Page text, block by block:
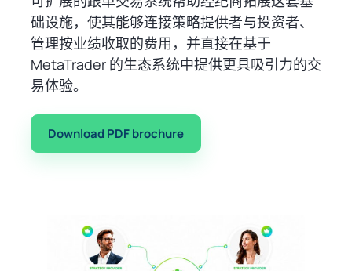
础设施，使其能够连接策略提供者与投资者、
管理按业绩收取的费用，并直接在基于
MetaTrader 的生态系统中提供更具吸引力的交
易体验。
Download PDF brochure